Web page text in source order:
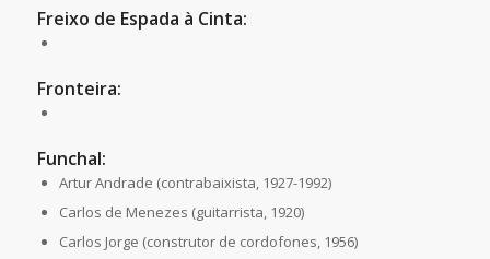
Freixo de Espada à Cinta:
Fronteira:
Funchal:
Artur Andrade (contrabaixista, 1927-1992)
Carlos de Menezes (guitarrista, 1920)
Carlos Jorge (construtor de cordofones, 1956)